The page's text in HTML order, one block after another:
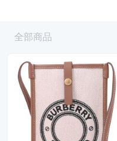
全部商品